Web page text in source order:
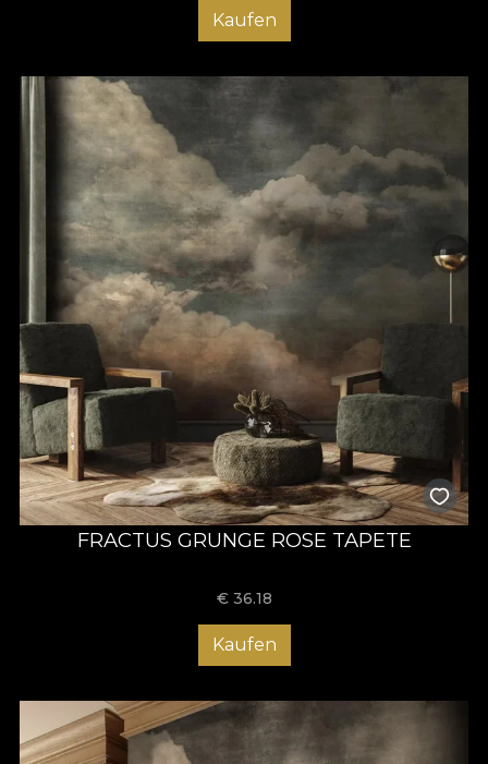
Kaufen
FRACTUS GRUNGE ROSE TAPETE
€ 36.18
Kaufen